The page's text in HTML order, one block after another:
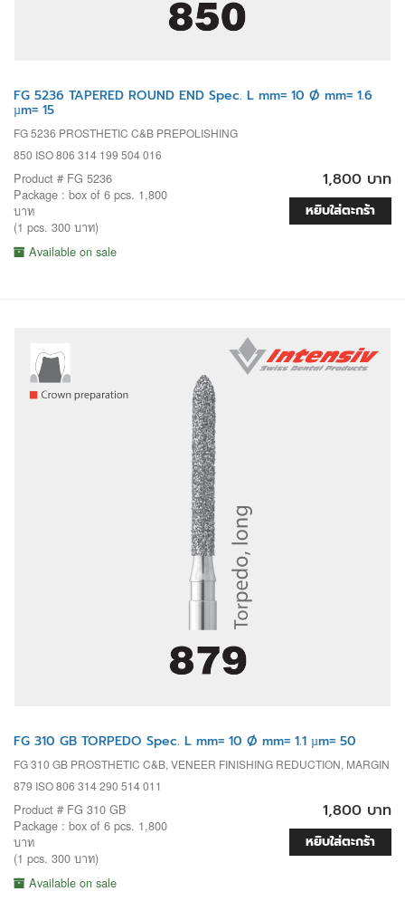
FG 5236 TAPERED ROUND END Spec. L mm= 10 Ø mm= 1.6
µm= 15
FG 5236 PROSTHETIC C&B PREPOLISHING
850 ISO 806 314 199 504 016
Product # FG 5236
Package : box of 6 pcs. 1,800
บาท
(1 pcs. 300 บาท)
Available on sale
1,800 บาท
หยิบใส่ตะกร้า
FG 310 GB TORPEDO Spec. L mm= 10 Ø mm= 1.1 µm= 50
FG 310 GB PROSTHETIC C&B, VENEER FINISHING REDUCTION, MARGIN
879 ISO 806 314 290 514 011
Product # FG 310 GB
Package : box of 6 pcs. 1,800
บาท
(1 pcs. 300 บาท)
Available on sale
1,800 บาท
หยิบใส่ตะกร้า